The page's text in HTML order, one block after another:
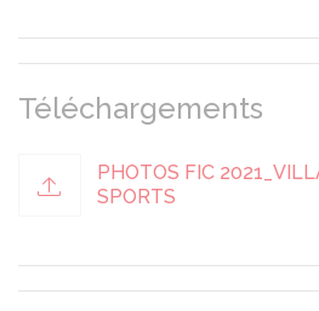
Téléchargements
PHOTOS FIC
SPORTS